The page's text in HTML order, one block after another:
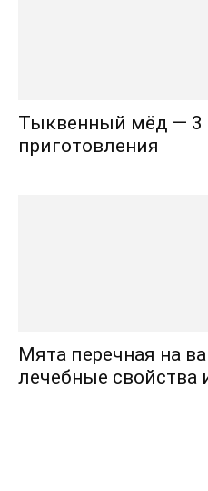
Тыквенный мёд — 3
приготовления
Мята перечная на
лечебные свойства